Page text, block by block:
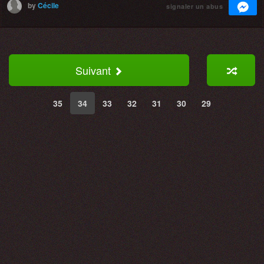
byCécile signaler un abus
Suivant
35 34 33 32 31 30 29